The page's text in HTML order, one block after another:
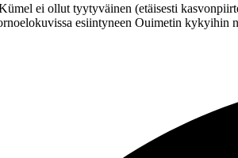
ei ollut tyytyväinen (etäisesti
esiintyneen Ouimetin